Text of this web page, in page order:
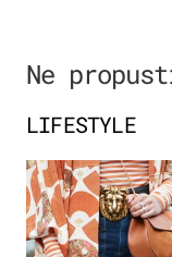
Ne
LIFESTYLE